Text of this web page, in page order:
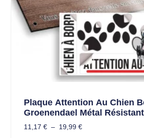
Plaque Attention Au Chien
Groenendael Métal
11,17 € – 19,99 €